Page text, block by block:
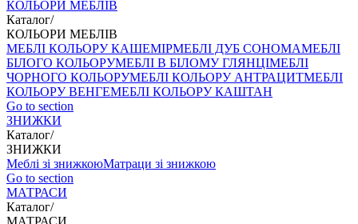
КОЛЬОРИ МЕБЛІВ
Каталог/
КОЛЬОРИ МЕБЛІВ
МЕБЛІ КОЛЬОРУ КАШЕМІРМЕБЛІ ДУБ СОНОМАМЕБЛІ
БІЛОГО КОЛЬОРУМЕБЛІ В БІЛОМУ ГЛЯНЦІМЕБЛІ
ЧОРНОГО КОЛЬОРУМЕБЛІ КОЛЬОРУ АНТРАЦИТМЕБЛІ
КОЛЬОРУ ВЕНГЕМЕБЛІ КОЛЬОРУ КАШТАН
Go to section
ЗНИЖКИ
Каталог/
ЗНИЖКИ
Меблі зі знижкоюМатраци зі знижкою
Go to section
МАТРАСИ
Каталог/
МАТРАСИ